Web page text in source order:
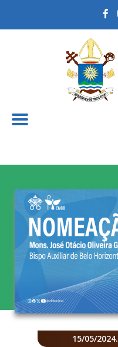
15/05/2024.